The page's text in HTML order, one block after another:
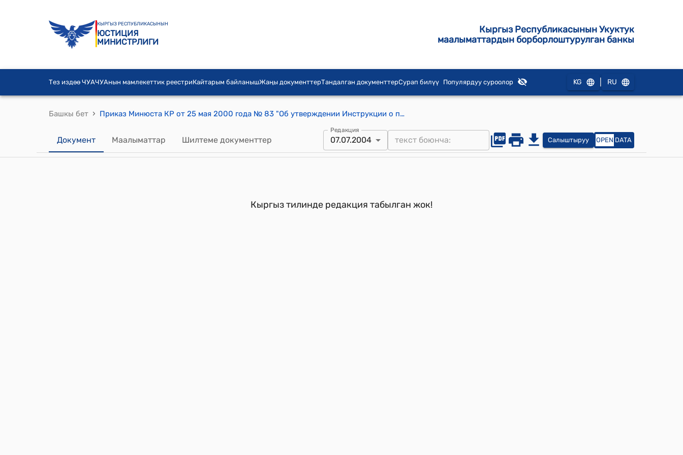
КЫРГЫЗ РЕСПУБЛИКАСЫНЫН
ЮСТИЦИЯ
МИНИСТРЛИГИ
Кыргыз Республикасынын Укуктук
маалыматтардын борборлоштурулган банкы
Тез издөө ЧУАЧУАнын мамлекеттик реестриКайтарым байланышЖаңы документтерТандалган документтерСурап билүү Популярдуу суроолор KG RU
Башкы бет › Приказ Минюста КР от 25 мая 2000 года № 83 "Об утверждении Инструкции о порядке совершения нотариальных действий нотариальными конторами Кыргызской Республики"
Документ Маалыматтар Шилтеме документтер
Редакция
07.07.2004 Салыштыруу OPEN DATA
Кыргыз тилинде редакция табылган жок!